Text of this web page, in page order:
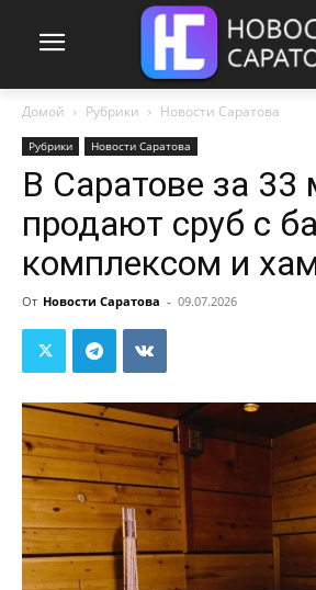
Домой Рубрики Новости Саратова
Рубрики Новости Саратова
В Саратове за 33
продают сруб с
комплексом и
От Новости Саратова - 09.07.2026